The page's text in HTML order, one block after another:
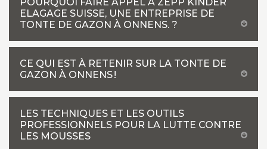
ELAGAGE SUISSE, UNE ENTREPRISE DE
TONTE DE GAZON À ONNENS. ?
CE QUI EST À RETENIR SUR LA TONTE DE
GAZON À ONNENS !
LES TECHNIQUES ET LES OUTILS
PROFESSIONNELS POUR LA LUTTE CONTRE
LES MOUSSES